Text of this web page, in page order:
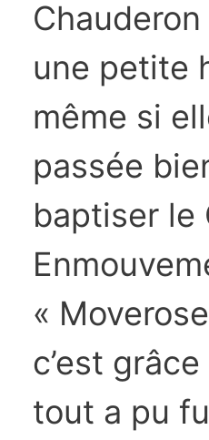
une petite
même si
passée
baptiser le
«
c’est
tout a pu